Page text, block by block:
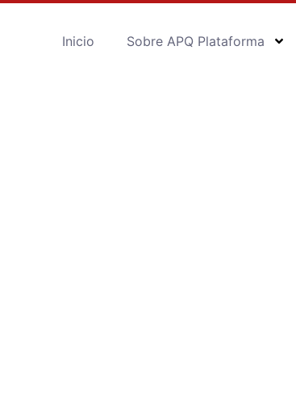
Inicio Sobre APQ Plataforma